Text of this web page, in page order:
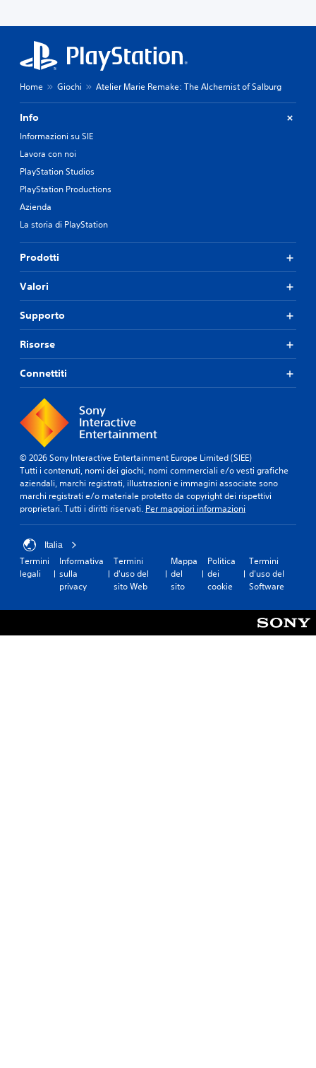
Home Giochi Atelier Marie Remake: The Alchemist of Salburg
Info
Informazioni su SIE
Lavora con noi
PlayStation Studios
PlayStation Productions
Azienda
La storia di PlayStation
Prodotti
Valori
Supporto
Risorse
Connettiti
© 2026 Sony Interactive Entertainment Europe Limited (SIEE)
Tutti i contenuti, nomi dei giochi, nomi commerciali e/o vesti grafiche
aziendali, marchi registrati, illustrazioni e immagini associate sono
marchi registrati e/o materiale protetto da copyright dei rispettivi
proprietari. Tutti i diritti riservati. Per maggiori informazioni
Italia
Termini
legali
Informativa
sulla
privacy
Termini
d'uso del
sito Web
Mappa
del
sito
Politica
dei
cookie
Termini
d'uso del
Software